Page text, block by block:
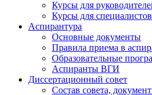
Курсы для
Курсы для специалистов
Аспирантура
Основные документы
Правила приема в
Образовательные
Аспиранты ВГИ
Диссертационный совет
Состав совета,